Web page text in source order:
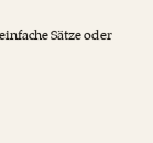
Sätze oder